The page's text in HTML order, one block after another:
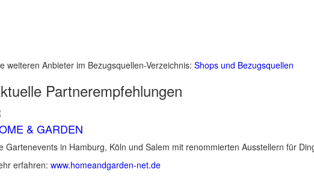
weiteren Anbieter im Bezugsquellen-Verzeichnis: Shops und Bezugsquellen
Partnerempfehlungen
& GARDEN
Gartenevents in Hamburg, Köln und Salem mit renommierten Ausstellern für
erfahren: www.homeandgarden-net.de